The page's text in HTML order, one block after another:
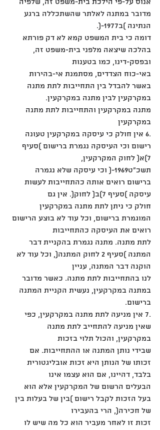
אנוס על-פי הילכת בית-משפט זה, שלפיה
מדובר במתנה לאלתר שהשתכללה ברגע
הנתינה )ב1977-(.
דומה כי בית המשפט קמא לא דק פורתא
בהלכה שיצאה מלפני בית-משפט זה,
ובפסק-דינו, כמו בטענות
באי-כוח הצדדים, מסתמנת אי-בהירות
באשר להבדל בין התחייבות לתת מתנה
במקרקעין לבין מתנה במקרקעין.
מתנה במקרקעין והתחייבות לתת מתנה
במקרקעין
.6 אין חולק כי עיסקה במקרקעין טעונה
רישום וכי העיסקה נגמרת ברישום )סעיף
7)א( לחוק המקרקעין,
תשכ"ט1969-( וכי עיסקה שלא נגמרה
ברישום רואים אותה כהתחייבות לעשות
עיסקה )סעיף 7)ב( לחוק(. אין גם
חולק כי ניתן לתת מתנה במקרקעין
המוגמרת ברישום, וכל עוד לא בוצע הרישום
רואים את העיסקה כהתחייבות
לתת מתנה. מתנה נגמרת בהקניית דבר
המתנה )סעיף 2 לחוק המתנה(, וכל עוד לא
הוקנה דבר המתנה, עניין
לנו בהתחייבות לתת מתנה. כאשר מדובר
במתנה במקרקעין, נעשית הקניית המתנה
ברישום.
.7 אין מניעה לתת מתנה במקרקעין, כפי
שאין מניעה להתחייב לתת מתנה
במקרקעין, והכול תלוי בזכות
שבידי נותן המתנה או ההתחייבות. אם
זכותו של הנותן היא זכות אובליגטורית
בלבד, דהיינו, אם הוא עצמו אינו
הבעלים הרשום של המקרקעין אלא הוא
בעל הזכות לקבל רישום )בין של בעלות בין
של חכירה(, הרי בהעבירו
זכות זו לאחר מעביר הוא כל מה שיש לו